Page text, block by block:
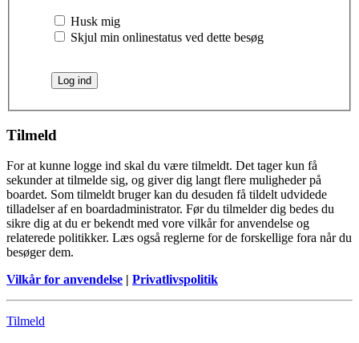
Husk mig
Skjul min onlinestatus ved dette besøg
Tilmeld
For at kunne logge ind skal du være tilmeldt. Det tager kun få
sekunder at tilmelde sig, og giver dig langt flere muligheder på
boardet. Som tilmeldt bruger kan du desuden få tildelt udvidede
tilladelser af en boardadministrator. Før du tilmelder dig bedes du
sikre dig at du er bekendt med vore vilkår for anvendelse og
relaterede politikker. Læs også reglerne for de forskellige fora når du
besøger dem.
Vilkår for anvendelse | Privatlivspolitik
Tilmeld